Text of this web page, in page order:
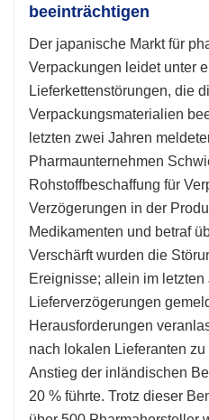
beeinträchtigen
Der japanische Markt für
Verpackungen leidet unter
Lieferkettenstörungen, die
Verpackungsmaterialien
letzten zwei Jahren
Pharmaunternehmen
Rohstoffbeschaffung für
Verzögerungen in der
Medikamenten und betraf
Verschärft wurden die
Ereignisse; allein im
Lieferverzögerungen
Herausforderungen
nach lokalen Lieferanten
Anstieg der inländischen
20 % führte. Trotz dieser